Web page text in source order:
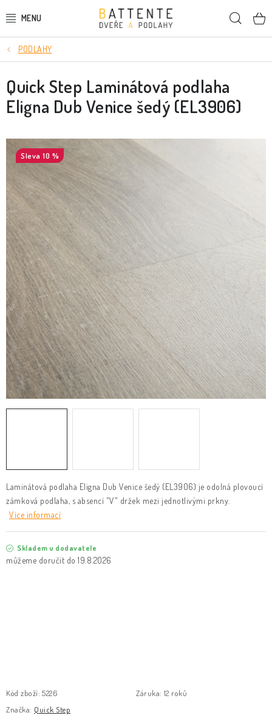
na
DVEŘE
SMRKOVÉ DVEŘE
PODLAHY
LIŠTY A DEKORAČNÍ PRVKY
NÁSTĚNNÉ PANELY
SKRYTÉ ZÁRUBNĚ
STAVEBNÍ POUZDRA
KLIKY & KOVÁNÍ
B2B REALIZACE Kontakty O nás
Proč s námi
Vrácení, výměna zboží
Obchodní podmínky
Reklamační řád
Posuzování Jakosti
GDPR FAQ
PODLAHY
Laminátová podlaha Eligna Dub Venice šedý (EL3906) je odolná plovoucí
zámková podlaha, s absencí "V" držek mezi jednotlivými prkny.
Více informací
Skladem u dodavatele
19.8.2026
Kód zboží: 5226 Záruka: 12 roků
Značka: Quick Step
Quick Step Laminátová podlaha
Eligna Dub Venice šedý (EL3906)
10 %